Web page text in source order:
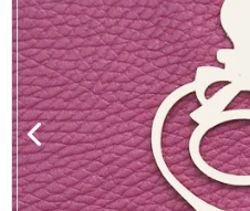
ログイン 新規
生地類
カルトナージュLeather用
金具・パーツ類